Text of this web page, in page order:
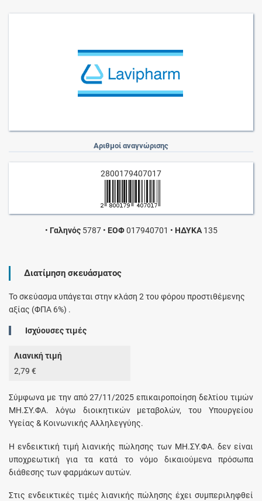
Αριθμοί αναγνώρισης
2800179407017
• Γαληνός5787 • ΕΟΦ017940701 • ΗΔΥΚΑ135
Διατίμηση σκευάσματος
Το σκεύασμα υπάγεται στην κλάση 2 του φόρου προστιθέμενης
αξίας (ΦΠΑ 6%) .
Ισχύουσες τιμές
Λιανική τιμή
2,79 €
Σύμφωνα με την από 27/11/2025 επικαιροποίηση δελτίου τιμών
ΜΗ.ΣΥ.ΦΑ. λόγω διοικητικών μεταβολών, του Υπουργείου
Υγείας & Κοινωνικής Αλληλεγγύης.
H ενδεικτική τιμή λιανικής πώλησης των ΜΗ.ΣΥ.ΦΑ. δεν είναι
υποχρεωτική για τα κατά το νόμο δικαιούμενα πρόσωπα
διάθεσης των φαρμάκων αυτών.
Στις ενδεικτικές τιμές λιανικής πώλησης έχει συμπεριληφθεί